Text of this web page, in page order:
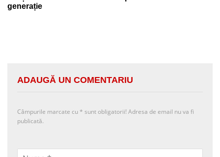
generație
ADAUGĂ UN COMENTARIU
Câmpurile marcate cu * sunt obligatorii! Adresa de email nu va fi
publicată.